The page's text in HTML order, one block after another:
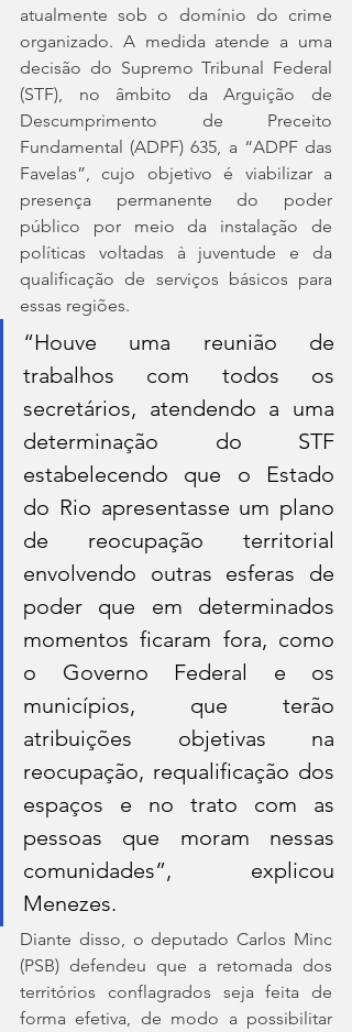
atualmente sob o domínio do crime
organizado. A medida atende a uma
decisão do Supremo Tribunal Federal
(STF), no âmbito da Arguição de
Descumprimento de Preceito
Fundamental (ADPF) 635, a “ADPF das
Favelas”, cujo objetivo é viabilizar a
presença permanente do poder
público por meio da instalação de
políticas voltadas à juventude e da
qualificação de serviços básicos para
essas regiões.
“Houve uma reunião de
trabalhos com todos os
secretários, atendendo a uma
determinação do STF
estabelecendo que o Estado
do Rio apresentasse um plano
de reocupação territorial
envolvendo outras esferas de
poder que em determinados
momentos ficaram fora, como
o Governo Federal e os
municípios, que terão
atribuições objetivas na
reocupação, requalificação dos
espaços e no trato com as
pessoas que moram nessas
comunidades”, explicou
Menezes.
Diante disso, o deputado Carlos Minc
(PSB) defendeu que a retomada dos
territórios conflagrados seja feita de
forma efetiva, de modo a possibilitar